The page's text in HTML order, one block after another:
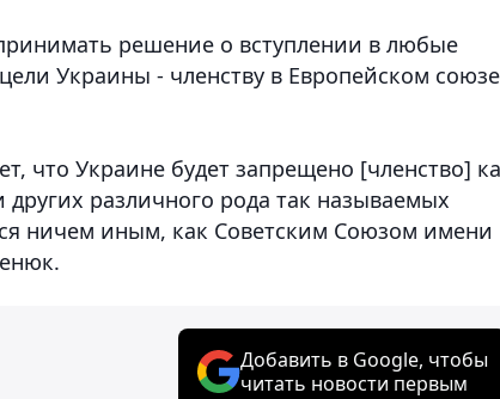
решение о вступлении в любые
Украины - членству в Европейском
что Украине будет запрещено [членство]
различного рода так называемых
ничем иным, как Советским Союзом имени
Добавить в Google, чтобы
читать новости первым